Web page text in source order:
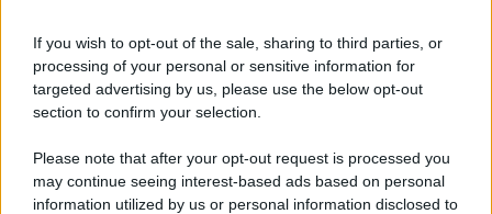
If you wish to opt-out of the sale, sharing to third parties, or
processing of your personal or sensitive information for
targeted advertising by us, please use the below opt-out
section to confirm your selection.
Please note that after your opt-out request is processed you
may continue seeing interest-based ads based on personal
information utilized by us or personal information disclosed to
© 2026 - Pianeta Design - P.IVA 04827280654 - Testata
Registrata Al Tribunale Di Nocera Inferiore N. 8/2020 - RG N.
ISCRIZIONE AL ROC N. 35792 – ISCRITTA ALL’ANSO
(ASSOCIAZIONE NAZIONALE STAMPA ONLINE)